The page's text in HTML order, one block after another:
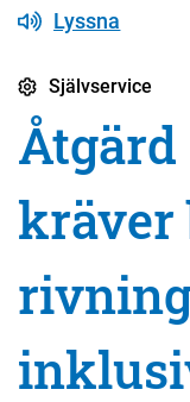
Lyssna
Självservice
kräver